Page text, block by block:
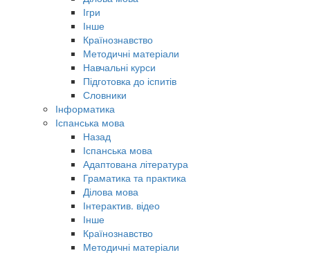
Ігри
Інше
Країнознавство
Методичні матеріали
Навчальні курси
Підготовка до іспитів
Словники
Інформатика
Іспанська мова
Назад
Іспанська мова
Адаптована література
Граматика та практика
Ділова мова
Інтерактив. відео
Інше
Країнознавство
Методичні матеріали